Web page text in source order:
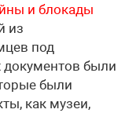
и блокады
из
под
документов были
были
как музеи,